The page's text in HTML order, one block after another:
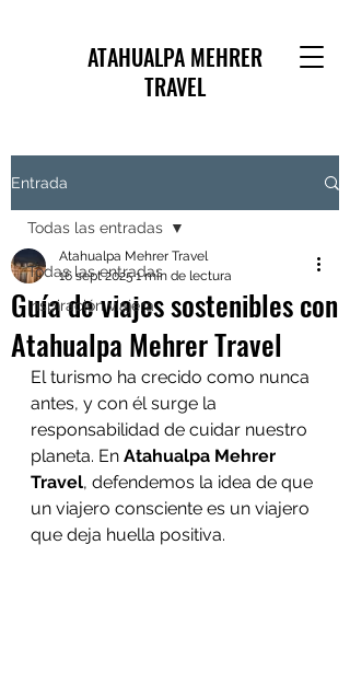
ATAHUALPA MEHRER
TRAVEL
Entrada
Todas las entradas
Inspiración viajera
Todas las entradas
Guía de viajes sostenibles con
Atahualpa Mehrer Travel
Atahualpa Mehrer Travel
16 sept 20251 min de lectura
El turismo ha crecido como nunca
antes, y con él surge la
responsabilidad de cuidar nuestro
planeta. En Atahualpa Mehrer
Travel, defendemos la idea de que
un viajero consciente es un viajero
que deja huella positiva.